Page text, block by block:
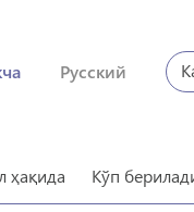
Русский
ҳақида Кўп